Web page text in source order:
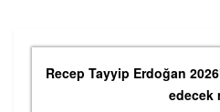
Recep Tayyip Erdoğan
edecek